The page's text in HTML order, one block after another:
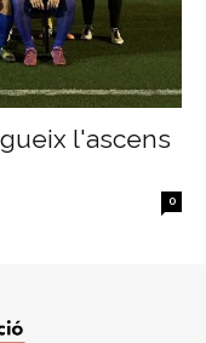
l'ascens
0